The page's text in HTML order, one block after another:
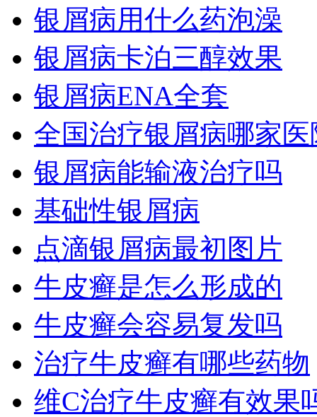
银屑病用什么药泡澡
银屑病卡泊三醇效果
银屑病ENA全套
全国治疗银屑病哪家
银屑病能输液治疗吗
基础性银屑病
点滴银屑病最初图片
牛皮癣是怎么形成的
牛皮癣会容易复发吗
治疗牛皮癣有哪些药物
维C治疗牛皮癣有效果